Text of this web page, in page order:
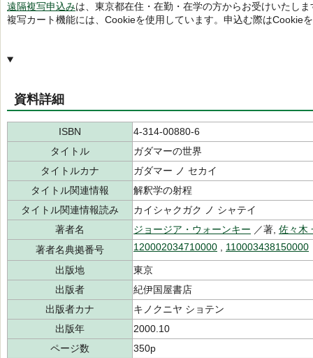
遠隔複写申込みは、東京都在住・在勤・在学の方からお受けいたしま
複写カート機能には、Cookieを使用しています。申込む際はCookie
資料詳細
ISBN
4-314-00880-6
タイトル
ガダマーの世界
タイトルカナ
ガダマー ノ セカイ
タイトル関連情報
解釈学の射程
タイトル関連情報読み
カイシャクガク ノ シャテイ
著者名
ジョージア・ウォーンキー ／著, 佐々木
著者名典拠番号
120002034710000 110003438150000
出版地
東京
出版者
紀伊国屋書店
出版者カナ
キノクニヤ ショテン
出版年
2000.10
ページ数
350p